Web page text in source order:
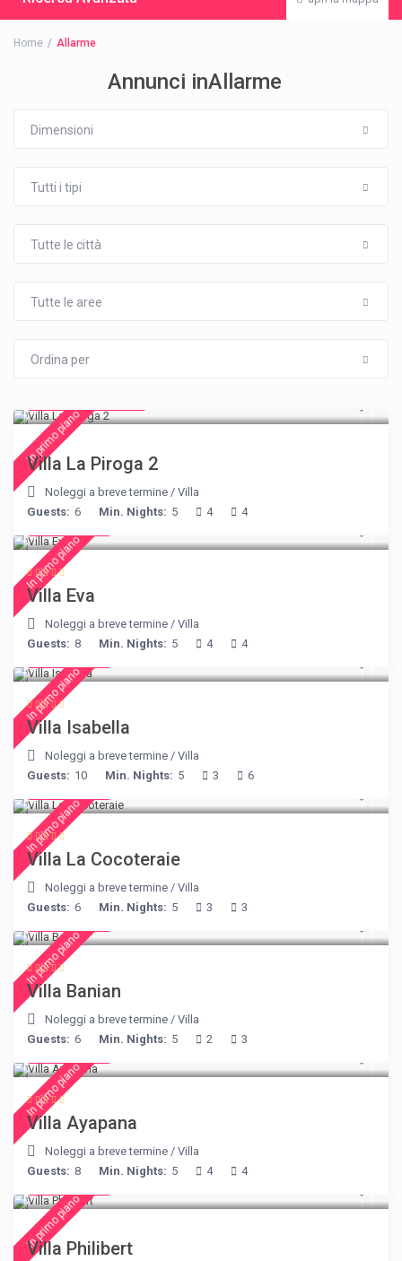
Home Allarme
Annunci inAllarme
Dimensioni
Tutti i tipi
Tutte le città
Tutte le aree
Ordina per
In primo piano
Villa La Piroga 2
Noleggi a breve termine /Villa
Guests: 6 Min. Nights: 5 4 4
In primo piano
Villa Eva
Noleggi a breve termine /Villa
Guests: 8 Min. Nights: 5 4 4
In primo piano
Villa Isabella
Noleggi a breve termine /Villa
Guests: 10 Min. Nights: 5 3 6
In primo piano
Villa La Cocoteraie
Noleggi a breve termine /Villa
Guests: 6 Min. Nights: 5 3 3
In primo piano
Villa Banian
Noleggi a breve termine /Villa
Guests: 6 Min. Nights: 5 2 3
In primo piano
Villa Ayapana
Noleggi a breve termine /Villa
Guests: 8 Min. Nights: 5 4 4
In primo piano
Villa Philibert